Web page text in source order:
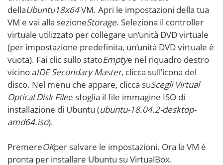
dellaUbuntu18x64VM. Apri le impostazioni della tua
VM e vai alla sezioneStorage. Seleziona il controller
virtuale utilizzato per collegare un’unità DVD virtuale
(per impostazione predefinita, un’unità DVD virtuale è
vuota). Fai clic sullo statoEmptye nel riquadro destro
vicino aIDE Secondary Master, clicca sull’icona del
disco. Nel menu che appare, clicca suScegli Virtual
Optical Disk Filee sfoglia il file immagine ISO di
installazione di Ubuntu (ubuntu-18.04.2-desktop-
amd64.iso).
PremereOKper salvare le impostazioni. Ora la VM è
pronta per installare Ubuntu su VirtualBox.